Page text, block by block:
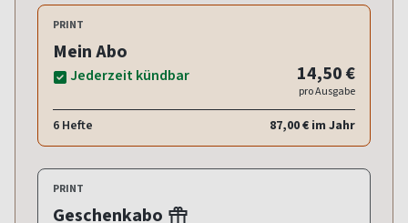
PRINT
Mein Abo
Jederzeit kündbar 14,50 €
pro Ausgabe
6 Hefte 87,00 € im Jahr
PRINT
Geschenkabo